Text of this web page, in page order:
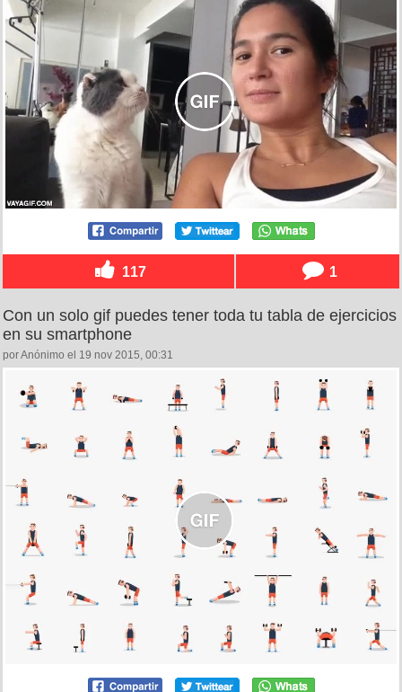
117 1
Con un solo gif puedes tener toda tu tabla de ejercicios
en su smartphone
por Anónimo el 19 nov 2015, 00:31